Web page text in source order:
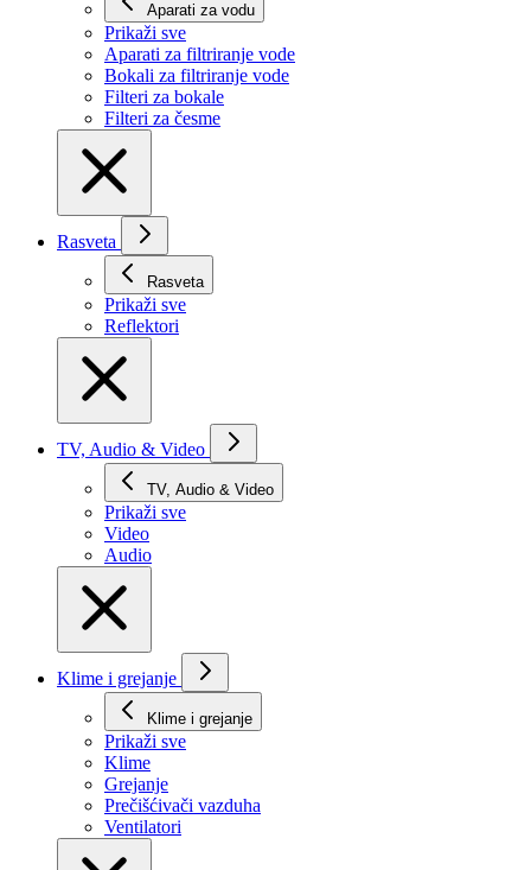
Aparati za vodu
Prikaži svе
Aparati za filtriranje vode
Bokali za filtriranje vode
Filteri za bokale
Filteri za česme
Rasveta
Rasveta
Prikaži svе
Reflektori
TV, Audio & Video
TV, Audio & Video
Prikaži svе
Video
Audio
Klime i grejanje
Klime i grejanje
Prikaži svе
Klime
Grejanje
Prečišćivači vazduha
Ventilatori